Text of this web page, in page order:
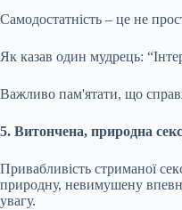
Самодостатність – це не
Як казав один мудрець:
Важливо пам'ятати, що
5. Витончена, природна
Привабливість стриманої
природну, невимушену
увагу.